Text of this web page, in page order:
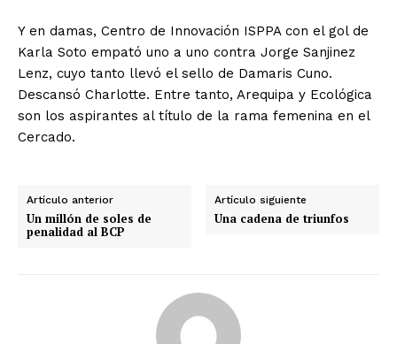
Y en damas, Centro de Innovación ISPPA con el gol de
Karla Soto empató uno a uno contra Jorge Sanjinez
Lenz, cuyo tanto llevó el sello de Damaris Cuno.
Descansó Charlotte. Entre tanto, Arequipa y Ecológica
son los aspirantes al título de la rama femenina en el
Cercado.
Artículo anterior
Un millón de soles de
penalidad al BCP
Artículo siguiente
Una cadena de triunfos